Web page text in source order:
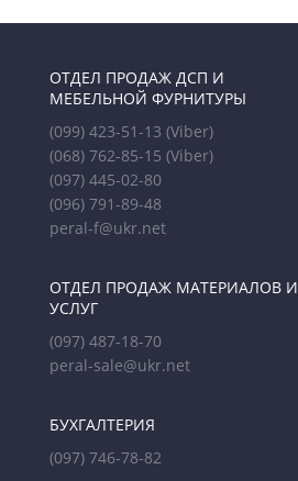
ОТДЕЛ ПРОДАЖ ДСП И
МЕБЕЛЬНОЙ ФУРНИТУРЫ
(099) 423-51-13(Viber)
(068) 762-85-15(Viber)
(097) 445-02-80
(096) 791-89-48
peral-f@ukr.net
ОТДЕЛ ПРОДАЖ МАТЕРИАЛОВ И
УСЛУГ
(097) 487-18-70
peral-sale@ukr.net
БУХГАЛТЕРИЯ
(097) 746-78-82